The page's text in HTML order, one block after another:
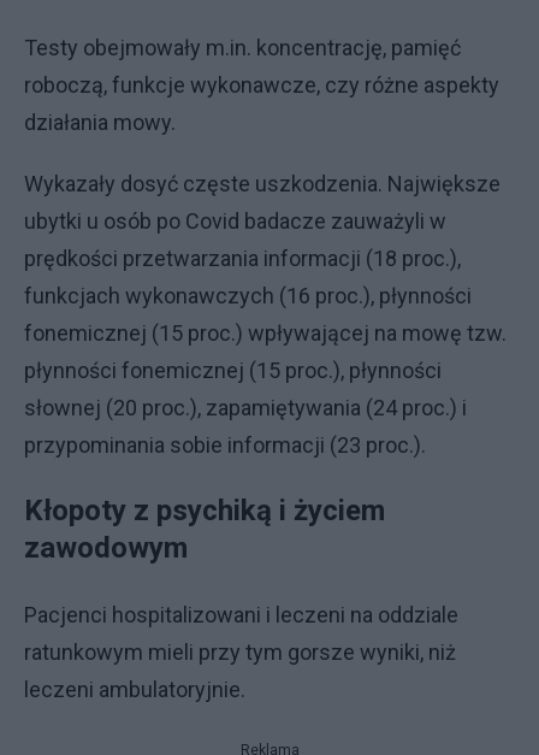
Testy obejmowały m.in. koncentrację, pamięć
roboczą, funkcje wykonawcze, czy różne aspekty
działania mowy.
Wykazały dosyć częste uszkodzenia. Największe
ubytki u osób po Covid badacze zauważyli w
prędkości przetwarzania informacji (18 proc.),
funkcjach wykonawczych (16 proc.), płynności
fonemicznej (15 proc.) wpływającej na mowę tzw.
płynności fonemicznej (15 proc.), płynności
słownej (20 proc.), zapamiętywania (24 proc.) i
przypominania sobie informacji (23 proc.).
Kłopoty z psychiką i życiem
zawodowym
Pacjenci hospitalizowani i leczeni na oddziale
ratunkowym mieli przy tym gorsze wyniki, niż
leczeni ambulatoryjnie.
Reklama